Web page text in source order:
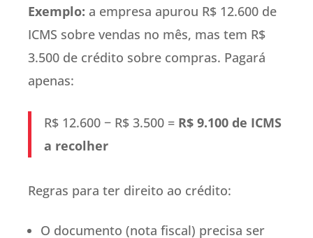
Exemplo: a empresa apurou R$ 12.600 de
ICMS sobre vendas no mês, mas tem R$
3.500 de crédito sobre compras. Pagará
apenas:
R$ 12.600 − R$ 3.500 = R$ 9.100 de ICMS
a recolher
Regras para ter direito ao crédito:
O documento (nota fiscal) precisa ser